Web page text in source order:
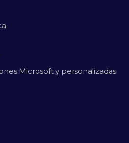
Microsoft y personalizadas